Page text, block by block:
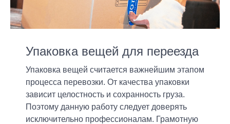
Упаковка
О компании
Вакансии
Контакты
Такси
Упаковка вещей для переезда
Упаковка вещей считается важнейшим этапом
процесса перевозки. От качества упаковки
зависит целостность и сохранность груза.
Поэтому данную работу следует доверять
исключительно профессионалам. Грамотную